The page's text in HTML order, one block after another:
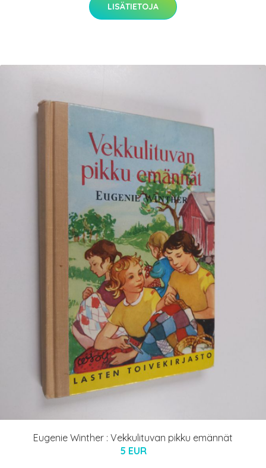
LISÄTIETOJA
Eugenie Winther : Vekkulituvan pikku emännät
5 EUR